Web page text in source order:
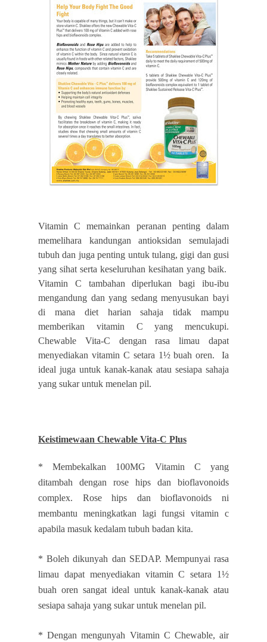
Vitamin C memainkan peranan penting dalam
memelihara kandungan antioksidan semulajadi
tubuh dan juga penting untuk tulang, gigi dan gusi
yang sihat serta keseluruhan kesihatan yang baik.
Vitamin C tambahan diperlukan bagi ibu-ibu
mengandung dan yang sedang menyusukan bayi
di mana diet harian sahaja tidak mampu
memberikan vitamin C yang mencukupi.
Chewable Vita-C dengan rasa limau dapat
menyediakan vitamin C setara 1½ buah oren. Ia
ideal juga untuk kanak-kanak atau sesiapa sahaja
yang sukar untuk menelan pil.
Keistimewaan Chewable Vita-C Plus
* Membekalkan 100MG Vitamin C yang
ditambah dengan rose hips dan bioflavonoids
complex. Rose hips dan bioflavonoids ni
membantu meningkatkan lagi fungsi vitamin c
apabila masuk kedalam tubuh badan kita.
* Boleh dikunyah dan SEDAP. Mempunyai rasa
limau dapat menyediakan vitamin C setara 1½
buah oren sangat ideal untuk kanak-kanak atau
sesiapa sahaja yang sukar untuk menelan pil.
* Dengan mengunyah Vitamin C Chewable, air